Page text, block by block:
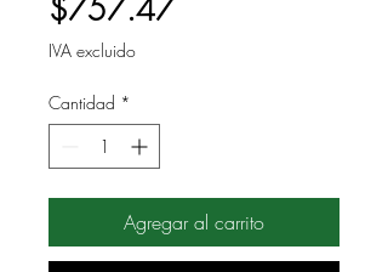
$757.47Precio
IVA excluido
Cantidad *
Agregar al carrito